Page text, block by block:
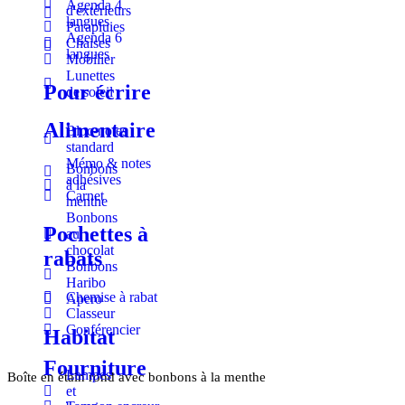
Agenda 4
langues
Agenda 6
langues
Pour écrire
Bloc-notes
standard
Mémo & notes
adhésives
Carnet
Pochettes à
rabats
Chemise à rabat
Classeur
Conférencier
Fourniture
d'extérieurs
Parapluies
Chaises
Mobilier
Lunettes
de soleil
Alimentaire
Bonbons
à la
menthe
Bonbons
au
chocolat
Bonbons
Haribo
Apero
Habitat
Lampes
et
Boîte en étain rond avec bonbons à la menthe